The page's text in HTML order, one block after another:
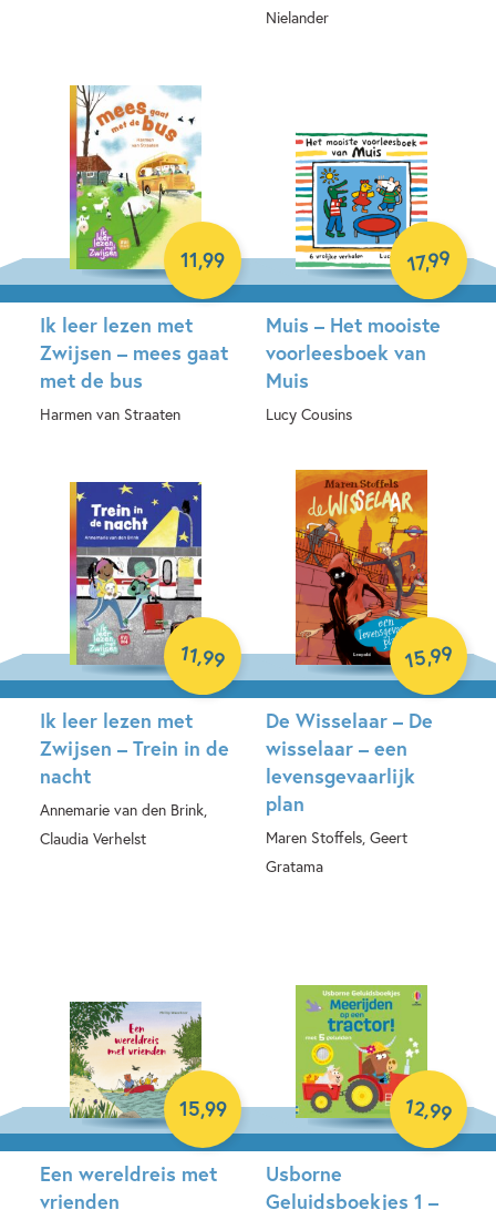
Nielander
Ik leer lezen met
Zwijsen – mees gaat
met de bus
Harmen van Straaten
11,99
Muis – Het mooiste
voorleesboek van
Muis
Lucy Cousins
17,99
Ik leer lezen met
Zwijsen – Trein in de
nacht
Annemarie van den Brink,
Claudia Verhelst
11,99
De Wisselaar – De
wisselaar – een
levensgevaarlijk
plan
Maren Stoffels, Geert
Gratama
15,99
Een wereldreis met
vrienden
15,99
Usborne
Geluidsboekjes 1 –
12,99